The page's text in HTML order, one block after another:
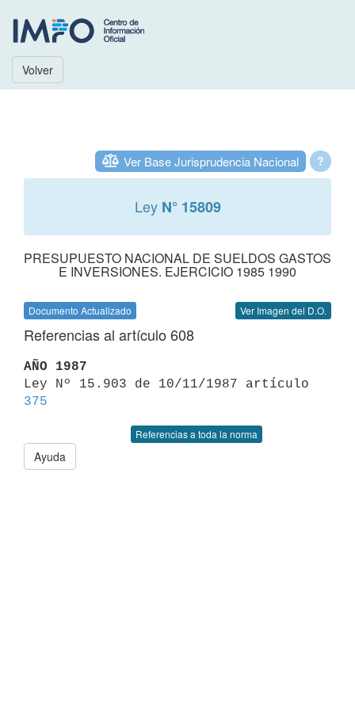
Volver
?
Ver Base Jurisprudencia Nacional
Ley N° 15809
PRESUPUESTO NACIONAL DE SUELDOS GASTOS
E INVERSIONES. EJERCICIO 1985 1990
Documento Actualizado Ver Imagen del D.O.
Referencias al artículo 608
AÑO 1987
375
Referencias a toda la norma
Ayuda